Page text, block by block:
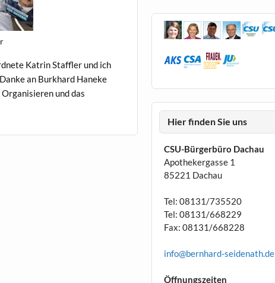
Katrin Staffler und ich
an Burkhard Haneke
Organ­isieren und das
Hier finden Sie uns
CSU-Bürgerbüro Dachau
Apothekergasse 1
85221 Dachau
Tel: 08131/735520
Tel: 08131/668229
Fax: 08131/668228
info@bernhard-seidenath.de
Öffnungszeiten